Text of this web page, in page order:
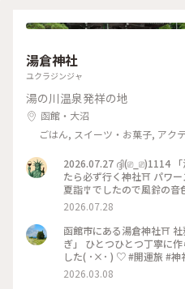
ソフトクリーム🍦でしかも
のですか、何回かキンキン
風味が鼻から抜けてとても
ルームきくち#ソフトクリ
湯倉神社
ユクラジンジャ
湯の川温泉発祥の地
函館・大沼
ごはん, スイーツ・お菓子, アク
2026.07.27 ദ്ദി(⎚_⎚)1114 「湯倉神社⛩️で夏詣🎐」 函館へ来
たら必ず行く神社⛩️ パワー
夏詣🎐でしたので風鈴の音
守は3回目の購入で夫婦で持ってます😄 #北
神社#夏詣#大丈夫御守#散
2026.07.28
函館市にある湯倉神社⛩️ 社
ぎ」 ひとつひとつ丁寧に
した( ･×･ )
2026.03.08